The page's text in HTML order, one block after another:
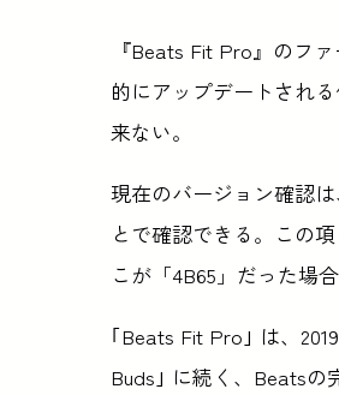
『Beats Fit Pro』のフ
的にアップデートされ
来ない。
現在のバージョン確認
とで確認できる。この
こが「4B65」だった場
｢Beats Fit Pro｣ は、
Buds｣ に続く、Beats